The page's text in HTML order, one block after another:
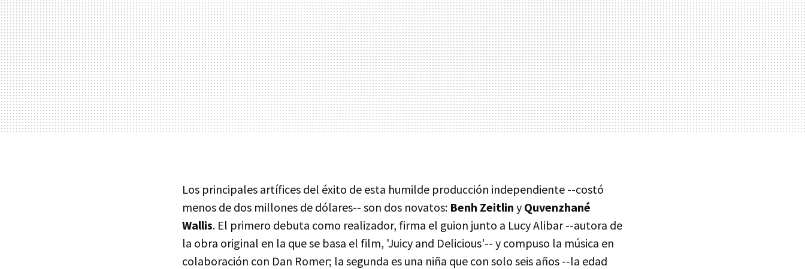
Los principales artífices del éxito de esta humilde producción independiente --costó
menos de dos millones de dólares-- son dos novatos: Benh Zeitlin y Quvenzhané
Wallis. El primero debuta como realizador, firma el guion junto a Lucy Alibar --autora de
la obra original en la que se basa el film, 'Juicy and Delicious'-- y compuso la música en
colaboración con Dan Romer; la segunda es una niña que con solo seis años --la edad